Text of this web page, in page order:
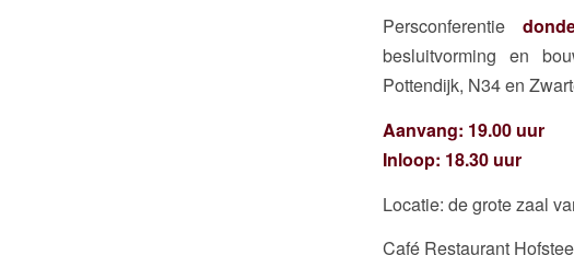
Persconferentie
besluitvorming en
Pottendijk, N34 en
Aanvang: 19.00 uur
Inloop: 18.30 uur
Locatie: de grote zaal
Café Restaurant